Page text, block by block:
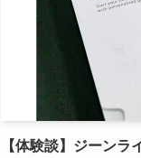
【体験談】ジーン